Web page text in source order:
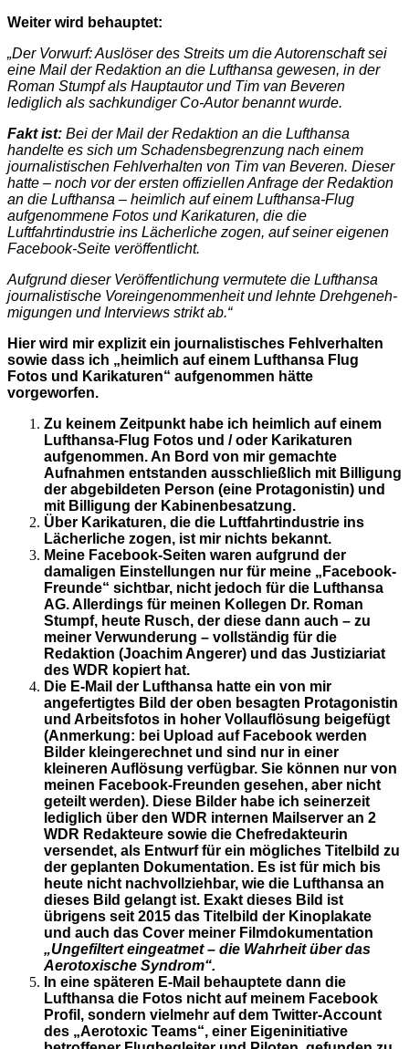
Weiter wird behauptet:
„Der Vorwurf: Auslöser des Streits um die Autorenschaft sei
eine Mail der Redaktion an die Lufthansa gewesen, in der
Roman Stumpf als Hauptautor und Tim van Beveren
lediglich als sachkundiger Co-Autor benannt wurde.
Fakt ist: Bei der Mail der Redaktion an die Lufthansa
handelte es sich um Schadensbegrenzung nach einem
journalistischen Fehlverhalten von Tim van Beveren. Dieser
hatte – noch vor der ersten offiziellen Anfrage der Redaktion
an die Lufthansa – heimlich auf einem Lufthansa-Flug
aufgenommene Fotos und Karikaturen, die die
Luftfahrtindustrie ins Lächerliche zogen, auf seiner eigenen
Facebook-Seite veröffentlicht.
Aufgrund dieser Veröffentlichung vermutete die Lufthansa
journalistische Voreingenommenheit und lehnte Drehgeneh­
migungen und Interviews strikt ab.“
Hier wird mir explizit ein journalistisches Fehlverhalten
sowie dass ich „heimlich auf einem Lufthansa Flug
Fotos und Karikaturen“ aufgenommen hätte
vorgeworfen.
Zu keinem Zeitpunkt habe ich heimlich auf einem
Lufthansa-Flug Fotos und / oder Karikaturen
aufgenommen. An Bord von mir gemachte
Aufnahmen entstanden ausschließlich mit Billigung
der abgebildeten Person (eine Protagonistin) und
mit Billigung der Kabinenbesatzung.
Über Karikaturen, die die Luftfahrtindustrie ins
Lächerliche zogen, ist mir nichts bekannt.
Meine Facebook-Seiten waren aufgrund der
damaligen Einstellungen nur für meine „Facebook-
Freunde“ sichtbar, nicht jedoch für die Lufthansa
AG. Allerdings für meinen Kollegen Dr. Roman
Stumpf, heute Rusch, der diese dann auch – zu
meiner Verwunderung – vollständig für die
Redaktion (Joachim Angerer) und das Justiziariat
des WDR kopiert hat.
Die E-Mail der Lufthansa hatte ein von mir
angefertigtes Bild der oben besagten Protagonistin
und Arbeitsfotos in hoher Vollauflösung beigefügt
(Anmerkung: bei Upload auf Facebook werden
Bilder kleingerechnet und sind nur in einer
kleineren Auflösung verfügbar. Sie können nur von
meinen Facebook-Freunden gesehen, aber nicht
geteilt werden). Diese Bilder habe ich seinerzeit
lediglich über den WDR internen Mailserver an 2
WDR Redakteure sowie die Chefredakteurin
versendet, als Entwurf für ein mögliches Titelbild zu
der geplanten Dokumentation. Es ist für mich bis
heute nicht nachvollziehbar, wie die Lufthansa an
dieses Bild gelangt ist. Exakt dieses Bild ist
übrigens seit 2015 das Titelbild der Kinoplakate
und auch das Cover meiner Filmdokumentation
„Ungefiltert eingeatmet – die Wahrheit über das
Aerotoxische Syndrom“.
In eine späteren E-Mail behauptete dann die
Lufthansa die Fotos nicht auf meinem Facebook
Profil, sondern vielmehr auf dem Twitter-Account
des „Aerotoxic Teams“, einer Eigeninitiative